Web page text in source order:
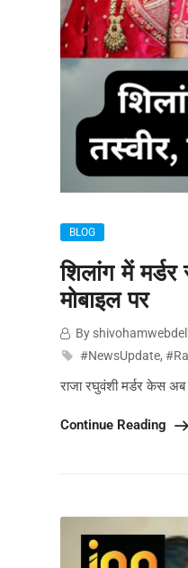
BLOG
शिलांग में
मोबाइल पर
By
#NewsUpdate,
राजा रघुवंशी मर्डर केस
Continue Reading